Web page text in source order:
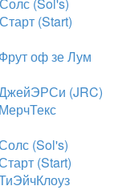
(Start)
оф зе Лум
(JRC)
(Sol's)
(Start)